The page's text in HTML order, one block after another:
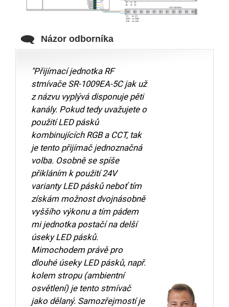
Názor odborníka
"Přijímací jednotka RF
stmívače SR-1009EA-5C jak už
z názvu vyplývá disponuje pěti
kanály. Pokud tedy uvažujete o
použití LED pásků
kombinujících RGB a CCT, tak
je tento přijímač jednoznačná
volba. Osobně se spíše
přikláním k použití 24V
varianty LED pásků neboť tím
získám možnost dvojnásobně
vyššího výkonu a tím pádem
mi jednotka postačí na delší
úseky LED pásků.
Mimochodem právě pro
dlouhé úseky LED pásků, např.
kolem stropu (ambientní
osvětlení) je tento stmívač
jako dělaný. Samozřejmostí je